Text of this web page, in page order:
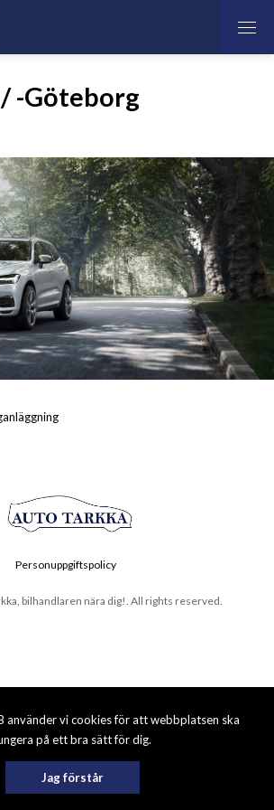
använder vi cookies för att webbplatsen ska
på ett bra sätt för dig.
Jag förstår
-Göteborg
bilhandlaren nära dig!. All rights reserved.
Personuppgiftspolicy